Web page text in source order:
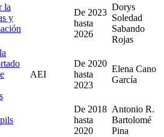
la
y
De 2023
hasta
2026
Dorys
Soledad
Sabando
Rojas
AEI
De 2020
hasta
2023
Elena Cano
García
De 2018
hasta
2020
Antonio R.
Bartolomé
Pina